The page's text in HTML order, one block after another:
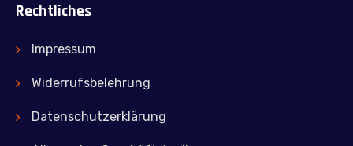
Rechtliches
Impressum
Widerrufsbelehrung
Datenschutzerklärung